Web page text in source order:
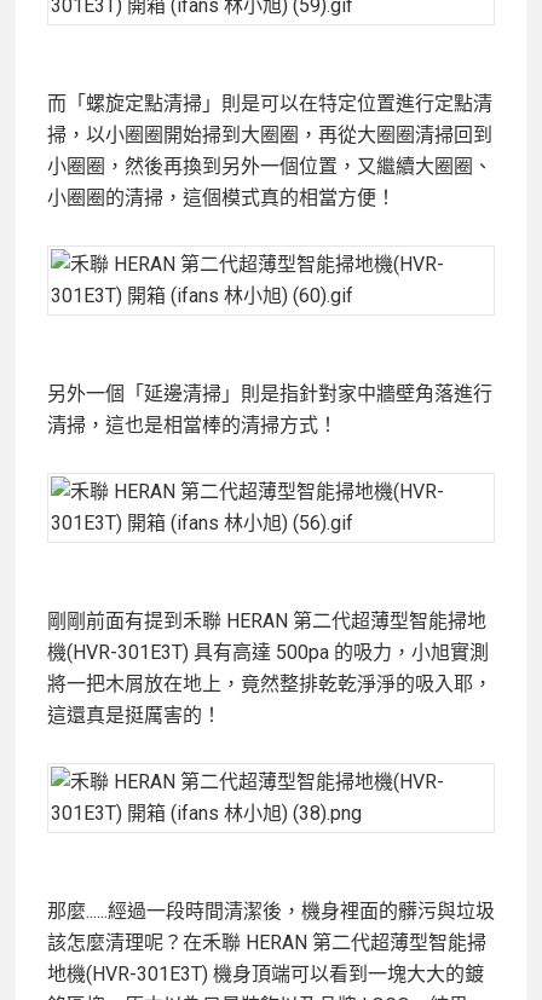
而「螺旋定點清掃」則是可以在特定位置進行定點清
掃，以小圈圈開始掃到大圈圈，再從大圈圈清掃回到
小圈圈，然後再換到另外一個位置，又繼續大圈圈、
小圈圈的清掃，這個模式真的相當方便！
另外一個「延邊清掃」則是指針對家中牆壁角落進行
清掃，這也是相當棒的清掃方式！
剛剛前面有提到禾聯 HERAN 第二代超薄型智能掃地
機(HVR-301E3T) 具有高達 500pa 的吸力，小旭實測
將一把木屑放在地上，竟然整排乾乾淨淨的吸入耶，
這還真是挺厲害的！
那麼......經過一段時間清潔後，機身裡面的髒污與垃圾
該怎麼清理呢？在禾聯 HERAN 第二代超薄型智能掃
地機(HVR-301E3T) 機身頂端可以看到一塊大大的鍍